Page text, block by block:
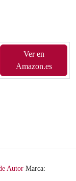
Ver en
Amazon.es
Autor Marca: